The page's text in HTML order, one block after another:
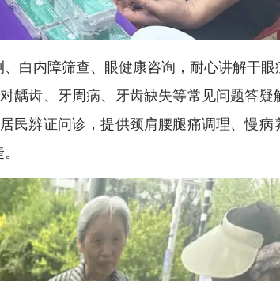
内障筛查、眼健康咨询，耐心讲解干眼
齿、牙周病、牙齿缺失等常见问题答疑
民辨证问诊，提供颈肩腰腿痛调理、慢